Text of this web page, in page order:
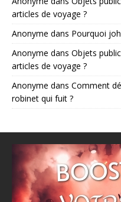
articles de voyage ?
Anonyme dans Pourquoi
Anonyme dans Objets
articles de voyage ?
Anonyme dans Comment
robinet qui fuit ?